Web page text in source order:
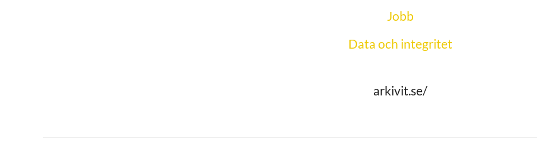
Jobb
Data och integritet
arkivit.se/